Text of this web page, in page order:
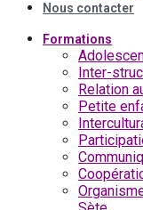
Nous contacter
Formations
Inter-
Relation
Petite